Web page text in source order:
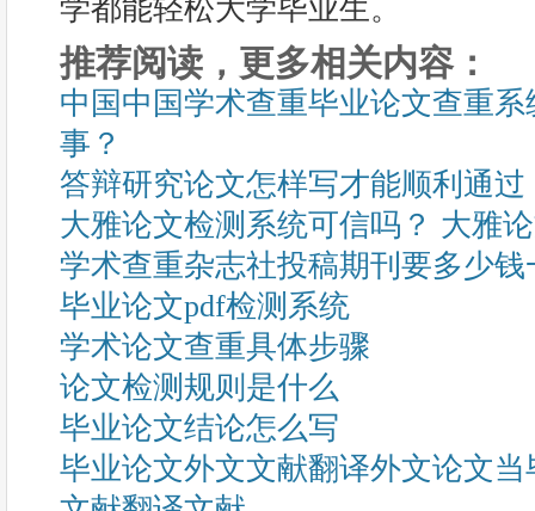
学都能轻松大学毕业生。
推荐阅读，更多相关内容：
中国中国学术查重毕业论文查重
事？
答辩研究论文怎样写才能顺利通过
大雅论文检测系统可信吗？ 大雅
学术查重杂志社投稿期刊要多少钱
毕业论文pdf检测系统
学术论文查重具体步骤
论文检测规则是什么
毕业论文结论怎么写
毕业论文外文文献翻译外文论文